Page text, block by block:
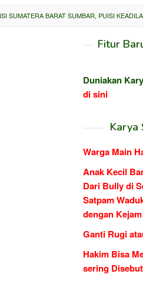
SUMATERA BARAT SUMBAR, PUISI
Fitur
Duniakan
di sini
Karya
Warga Main
Anak Kecil
Dari Bully di
Satpam
dengan Kejam
Ganti Rugi
Hakim Bisa
sering